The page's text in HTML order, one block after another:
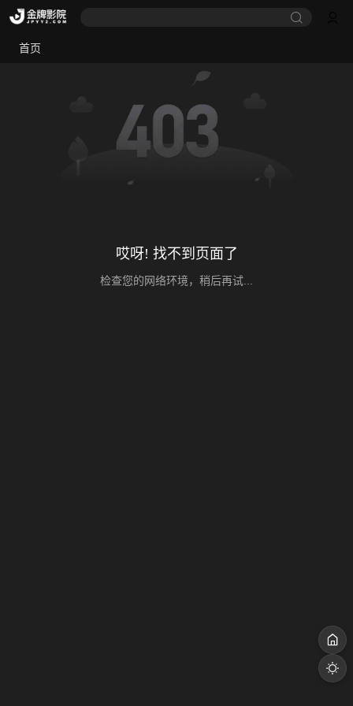
首页
哎呀! 找不到页面了
检查您的网络环境，稍后再试...